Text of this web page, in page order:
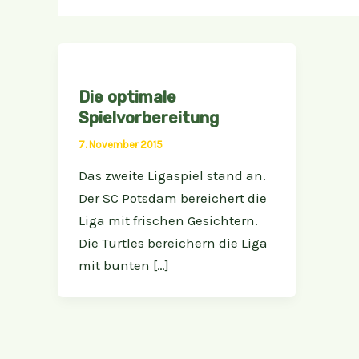
Die optimale
Spielvorbereitung
7. November 2015
Das zweite Ligaspiel stand an.
Der SC Potsdam bereichert die
Liga mit frischen Gesichtern.
Die Turtles bereichern die Liga
mit bunten […]